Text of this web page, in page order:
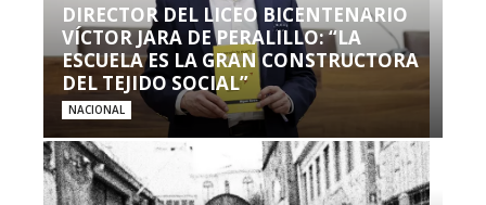
DIRECTOR DEL LICEO BICENTENARIO
VÍCTOR JARA DE PERALILLO: “LA
ESCUELA ES LA GRAN CONSTRUCTORA
DEL TEJIDO SOCIAL”
NACIONAL